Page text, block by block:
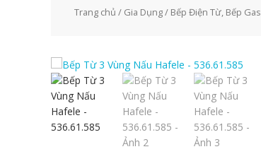
Trang chủ / Gia Dụng/ Bếp Điện Từ, Bếp Gas